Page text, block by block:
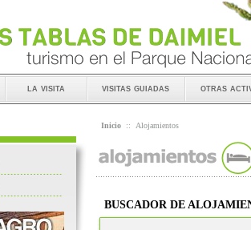
la visita visitas guiadas otras
Inicio :: Alojamientos
BUSCADOR DE